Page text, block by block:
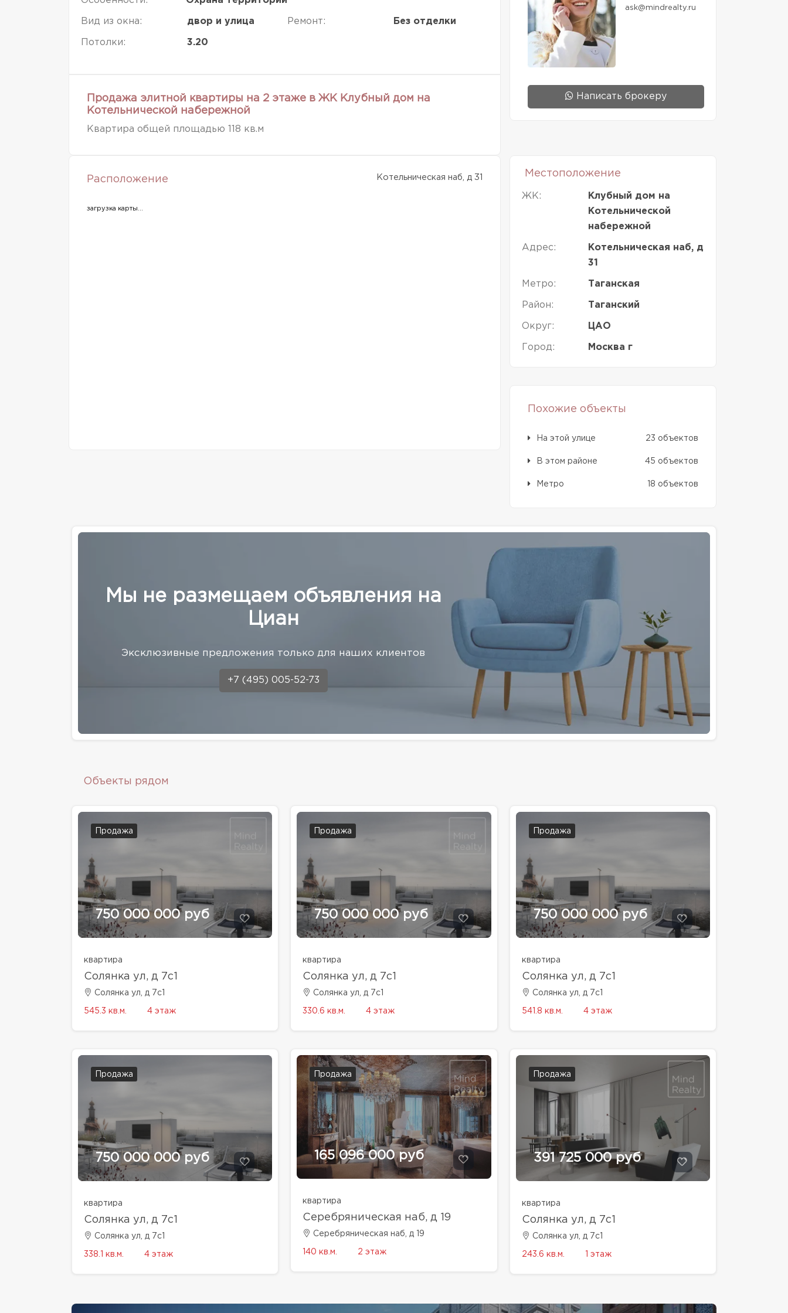
Вид из окна: двор и улица
Потолки: 3.20
Ремонт: Без отделки
Продажа элитной квартиры на 2 этаже в ЖК Клубный дом на
Котельнической набережной
Квартира общей площадью 118 кв.м
ask@mindrealty.ru
Написать брокеру
Расположение Котельническая наб, д 31
загрузка карты...
Местоположение
ЖК:
Клубный дом на
Котельнической
набережной
Адрес:
Котельническая наб, д
31
Метро: Таганская
Район: Таганский
Округ: ЦАО
Город: Москва г
Похожие объекты
На этой улице 23 объектов
В этом районе 45 объектов
Метро 18 объектов
Мы не размещаем объявления на
Циан
Эксклюзивные предложения только для наших клиентов
+7 (495) 005-52-73
Объекты рядом
Продажа
750 000 000 руб
квартира
Солянка ул, д 7с1
Солянка ул, д 7с1
545.3 кв.м. 4 этаж
Продажа
750 000 000 руб
квартира
Солянка ул, д 7с1
Солянка ул, д 7с1
330.6 кв.м. 4 этаж
Продажа
750 000 000 руб
квартира
Солянка ул, д 7с1
Солянка ул, д 7с1
541.8 кв.м. 4 этаж
Продажа
750 000 000 руб
квартира
Солянка ул, д 7с1
Солянка ул, д 7с1
338.1 кв.м. 4 этаж
Продажа
165 096 000 руб
квартира
Серебряническая наб, д 19
Серебряническая наб, д 19
140 кв.м. 2 этаж
Продажа
391 725 000 руб
квартира
Солянка ул, д 7с1
Солянка ул, д 7с1
243.6 кв.м. 1 этаж